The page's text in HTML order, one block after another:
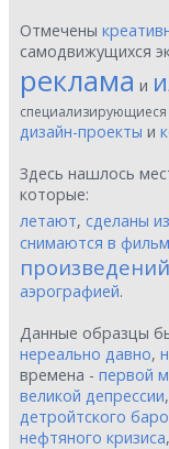
Отмечены
самодвижущихся
реклама и
дизайн-проекты и
Здесь нашлось
которые:
летают, сделаны
снимаются в
произведений
аэрографией.
Данные образцы
нереально давно,
времена - первой
великой депрессии,
детройтского
нефтяного кризиса,